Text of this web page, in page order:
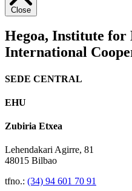
Close
Hegoa, Institute for
International
SEDE CENTRAL
EHU
Zubiria Etxea
Lehendakari Agirre, 81
48015 Bilbao
tfno.: (34) 94 601 70 91